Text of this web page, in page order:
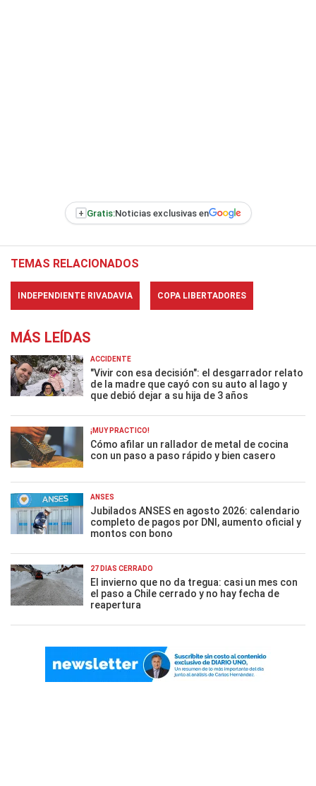
+ Gratis:Noticias exclusivas en
TEMAS RELACIONADOS
INDEPENDIENTE RIVADAVIA COPA LIBERTADORES
MÁS LEÍDAS
ACCIDENTE
"Vivir con esa decisión": el desgarrador relato
de la madre que cayó con su auto al lago y
que debió dejar a su hija de 3 años
¡MUY PRÁCTICO!
Cómo afilar un rallador de metal de cocina
con un paso a paso rápido y bien casero
ANSES
Jubilados ANSES en agosto 2026: calendario
completo de pagos por DNI, aumento oficial y
montos con bono
27 DÍAS CERRADO
El invierno que no da tregua: casi un mes con
el paso a Chile cerrado y no hay fecha de
reapertura